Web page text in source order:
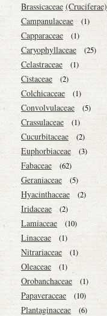
Brassicaceae (Cruciferae)
Campanulaceae (1)
Capparaceae (1)
Caryophyllaceae (25)
Celastraceae (1)
Cistaceae (2)
Colchicaceae (1)
Convolvulaceae (5)
Crassulaceae (1)
Cucurbitaceae (2)
Euphorbiaceae (3)
Fabaceae (62)
Geraniaceae (5)
Hyacinthaceae (2)
Iridaceae (2)
Lamiaceae (10)
Linaceae (1)
Nitrariaceae (1)
Oleaceae (1)
Orobanchaceae (1)
Papaveraceae (10)
Plantaginaceae (6)